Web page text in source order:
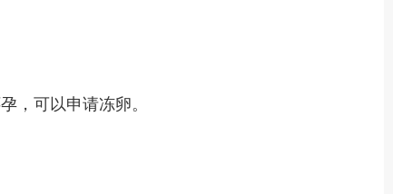
，可以申请冻卵。